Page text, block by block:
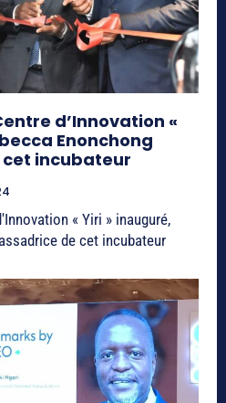
d’Innovation «
Enonchong
incubateur
« Yiri » inauguré,
de cet incubateur